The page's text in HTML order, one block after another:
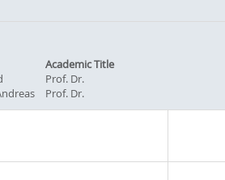
Academic Title
Prof. Dr.
Prof. Dr.